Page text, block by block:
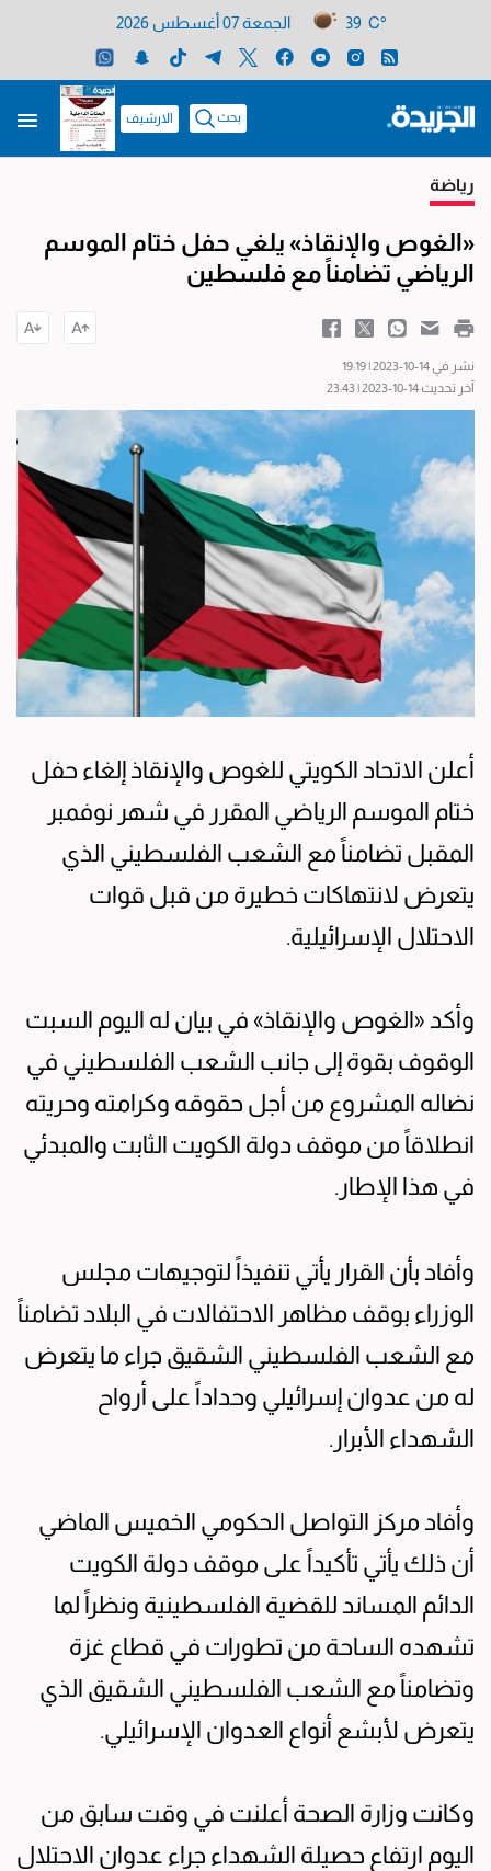
39 C° الجمعة 07 أغسطس 2026
بحث الارشيف
رياضة
«الغوص والإنقاذ» يلغي حفل ختام الموسم
الرياضي تضامناً مع فلسطين
نشر في 14-10-2023 | 19:19
آخر تحديث 14-10-2023 | 23:43
أعلن الاتحاد الكويتي للغوص والإنقاذ إلغاء حفل
ختام الموسم الرياضي المقرر في شهر نوفمبر
المقبل تضامناً مع الشعب الفلسطيني الذي
يتعرض لانتهاكات خطيرة من قبل قوات
الاحتلال الإسرائيلية.
وأكد «الغوص والإنقاذ» في بيان له اليوم السبت
الوقوف بقوة إلى جانب الشعب الفلسطيني في
نضاله المشروع من أجل حقوقه وكرامته وحريته
انطلاقاً من موقف دولة الكويت الثابت والمبدئي
في هذا الإطار.
وأفاد بأن القرار يأتي تنفيذاً لتوجيهات مجلس
الوزراء بوقف مظاهر الاحتفالات في البلاد تضامناً
مع الشعب الفلسطيني الشقيق جراء ما يتعرض
له من عدوان إسرائيلي وحداداً على أرواح
الشهداء الأبرار.
وأفاد مركز التواصل الحكومي الخميس الماضي
أن ذلك يأتي تأكيداً على موقف دولة الكويت
الدائم المساند للقضية الفلسطينية ونظراً لما
تشهده الساحة من تطورات في قطاع غزة
وتضامناً مع الشعب الفلسطيني الشقيق الذي
يتعرض لأبشع أنواع العدوان الإسرائيلي.
وكانت وزارة الصحة أعلنت في وقت سابق من
اليوم ارتفاع حصيلة الشهداء جراء عدوان الاحتلال